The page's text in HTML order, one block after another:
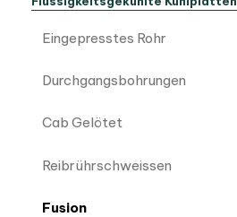
Eingepresstes Rohr
Durchgangsbohrungen
Cab Gelötet
Reibrührschweissen
Fusion